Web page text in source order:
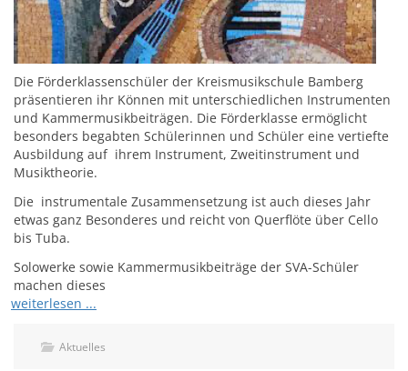
Die Förderklassenschüler der Kreismusikschule Bamberg
präsentieren ihr Können mit unterschiedlichen Instrumenten
und Kammermusikbeiträgen. Die Förderklasse ermöglicht
besonders begabten Schülerinnen und Schüler eine vertiefte
Ausbildung auf ihrem Instrument, Zweitinstrument und
Musiktheorie.
Die instrumentale Zusammensetzung ist auch dieses Jahr
etwas ganz Besonderes und reicht von Querflöte über Cello
bis Tuba.
Solowerke sowie Kammermusikbeiträge der SVA-Schüler
machen dieses
weiterlesen ...
Aktuelles